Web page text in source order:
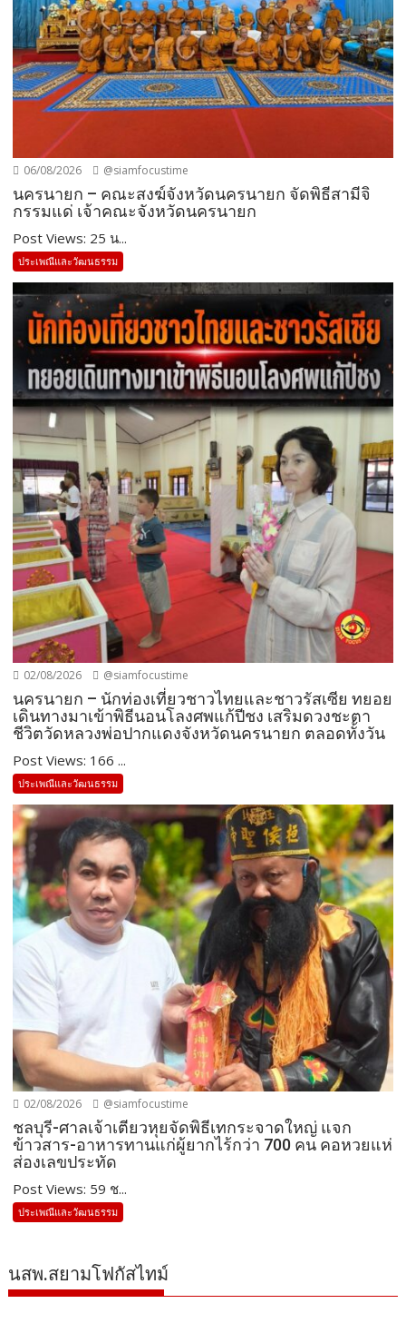
06/08/2026 @siamfocustime
นครนายก – คณะสงฆ์จังหวัดนครนายก จัดพิธีสามีจิ
กรรมแด่ เจ้าคณะจังหวัดนครนายก
Post Views: 25 น...
ประเพณีและวัฒนธรรม
02/08/2026 @siamfocustime
นครนายก – นักท่องเที่ยวชาวไทยและชาวรัสเซีย ทยอย
เดินทางมาเข้าพิธีนอนโลงศพแก้ปีชง เสริมดวงชะตา
ชีวิตวัดหลวงพ่อปากแดงจังหวัดนครนายก ตลอดทั้งวัน
Post Views: 166 ...
ประเพณีและวัฒนธรรม
02/08/2026 @siamfocustime
ชลบุรี-ศาลเจ้าเตียวหุยจัดพิธีเทกระจาดใหญ่ แจก
ข้าวสาร-อาหารทานแก่ผู้ยากไร้กว่า 700 คน คอหวยแห่
ส่องเลขประทัด
Post Views: 59 ช...
ประเพณีและวัฒนธรรม
นสพ.สยามโฟกัสไทม์